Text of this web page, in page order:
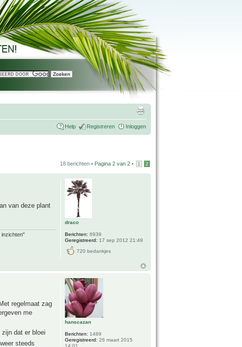
Help Registreren Inloggen
18 berichten • Pagina 2 van 2 • 1 2
van deze plant
inzichten"
draco
Berichten: 6939
Geregistreerd: 17 sep 2012 21:49
720 bedankjes
regelmaat zag
me
dat er bloei
steeds
hanscazan
Berichten: 1489
Geregistreerd: 26 maart 2015
14:01